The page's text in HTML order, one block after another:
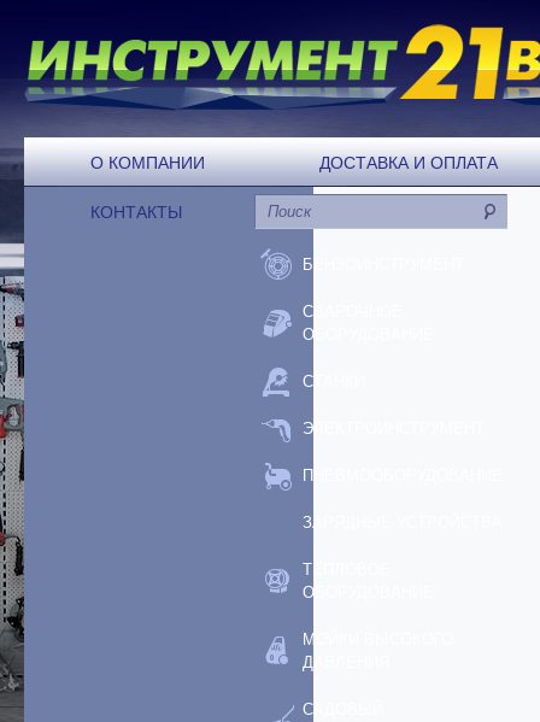
О КОМПАНИИ ДОСТАВКА И ОПЛАТА
КОНТАКТЫ
БЕНЗОИНСТРУМЕНТ
СВАРОЧНОЕ
ОБОРУДОВАНИЕ
СТАНКИ
ЭЛЕКТРОИНСТРУМЕНТ
ПНЕВМООБОРУДОВАНИЕ
ЗАРЯДНЫЕ УСТРОЙСТВА
ТЕПЛОВОЕ
ОБОРУДОВАНИЕ
МОЙКИ ВЫСОКОГО
ДАВЛЕНИЯ
САДОВЫЙ